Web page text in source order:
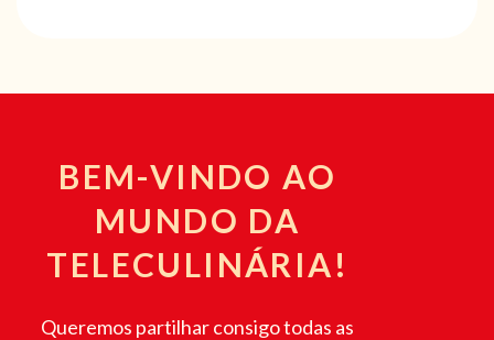
BEM-VINDO AO
MUNDO DA
TELECULINÁRIA!
Queremos partilhar consigo todas as